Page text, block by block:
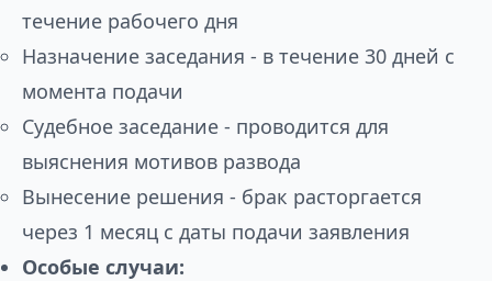
течение рабочего дня
Назначение заседания - в течение 30 дней с
момента подачи
Судебное заседание - проводится для
выяснения мотивов развода
Вынесение решения - брак расторгается
через 1 месяц с даты подачи заявления
Особые случаи: